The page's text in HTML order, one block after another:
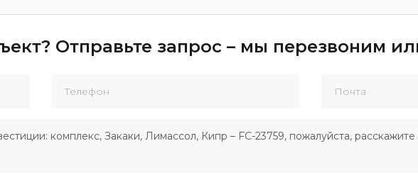
Отправьте запрос – мы перезвоним